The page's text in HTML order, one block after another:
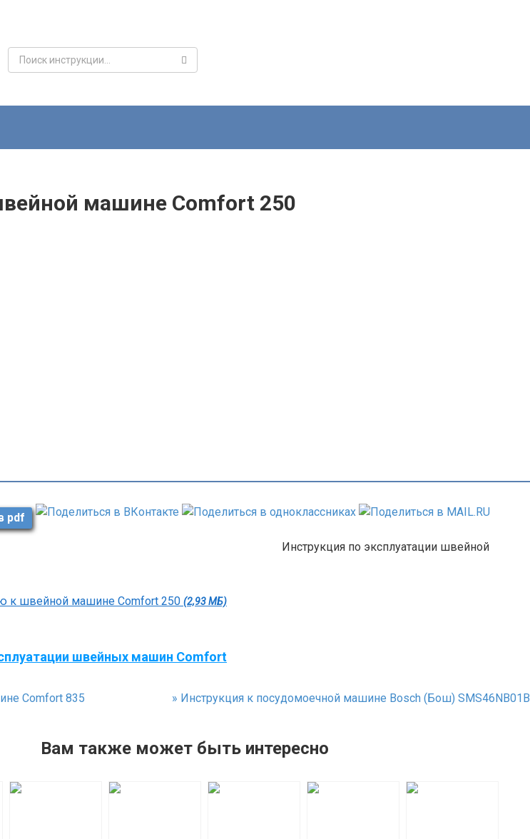
Поиск:
машине Comfort 250
pdf
Инструкция по эксплуатации швейной
к швейной машине Comfort 250 (2,93 МБ)
швейных машин Comfort
Comfort 835 » Инструкция к посудомоечной машине Bosch (Бош) SMS46NB01B
Вам также может быть интересно